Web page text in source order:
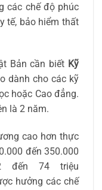
các chế độ phúc
tế, bảo hiểm thất
Bản cần biết Kỹ
dành cho các kỹ
hoặc Cao đẳng.
là 2 năm.
cao hơn thực
đến 350.000
đến 74 triệu
hưởng các chế